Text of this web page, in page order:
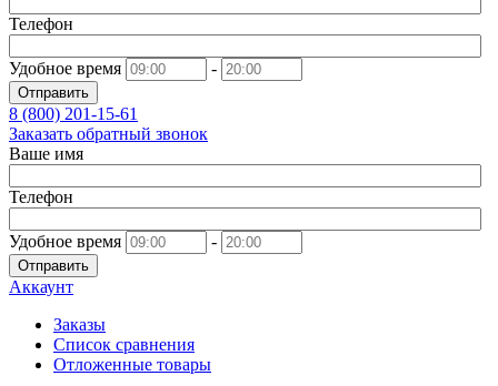
Телефон
Удобное время -
Отправить
8 (800) 201-15-61
Заказать обратный звонок
Ваше имя
Телефон
Удобное время -
Отправить
Аккаунт
Заказы
Список сравнения
Отложенные товары